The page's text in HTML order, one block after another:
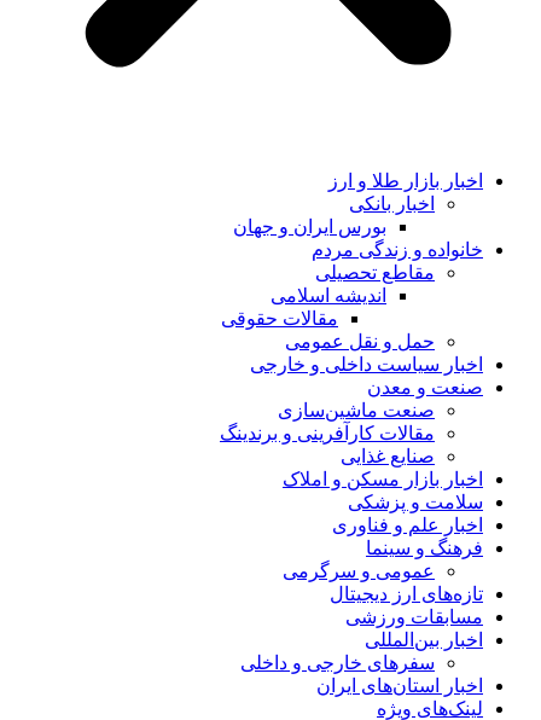
اخبار بازار طلا و ارز
اخبار بانکی
بورس ایران و جهان
خانواده و زندگی مردم
مقاطع تحصیلی
اندیشه اسلامی
مقالات حقوقی
حمل و نقل عمومی
اخبار سیاست داخلی و خارجی
صنعت و معدن
صنعت ماشین‌سازی
مقالات کارآفرینی و برندینگ
صنایع غذایی
اخبار بازار مسکن و املاک
سلامت و پزشکی
اخبار علم و فناوری
فرهنگ و سینما
عمومی و سرگرمی
تازه‌های ارز دیجیتال
مسابقات ورزشی
اخبار بین‌المللی
سفرهای خارجی و داخلی
اخبار استان‌های ایران
لینک‌های ویژه